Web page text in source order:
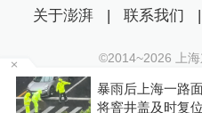
暴雨后上海一路
将窨井盖及时复位
关于澎湃 | 联系我们
©2014~2026 上
沪ICP证：沪B2-
互联网新闻信息服务